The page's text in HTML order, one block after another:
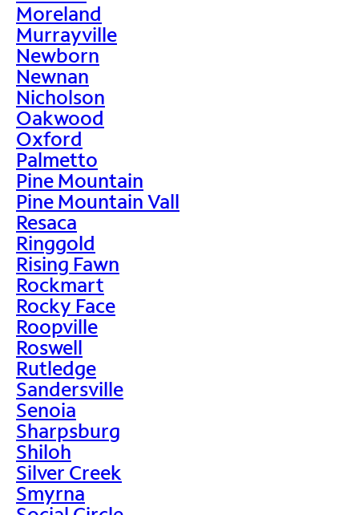
Moreland
Murrayville
Newborn
Newnan
Nicholson
Oakwood
Oxford
Palmetto
Pine Mountain
Pine Mountain Vall
Resaca
Ringgold
Rising Fawn
Rockmart
Rocky Face
Roopville
Roswell
Rutledge
Sandersville
Senoia
Sharpsburg
Shiloh
Silver Creek
Smyrna